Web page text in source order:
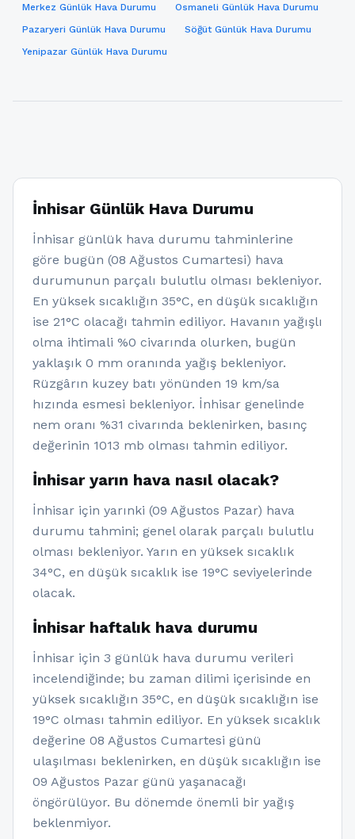
Merkez Günlük Hava Durumu
Osmaneli Günlük Hava Durumu
Pazaryeri Günlük Hava Durumu
Söğüt Günlük Hava Durumu
Yenipazar Günlük Hava Durumu
İnhisar Günlük Hava Durumu
İnhisar günlük hava durumu tahminlerine
göre bugün (08 Ağustos Cumartesi) hava
durumunun parçalı bulutlu olması bekleniyor.
En yüksek sıcaklığın 35°C, en düşük sıcaklığın
ise 21°C olacağı tahmin ediliyor. Havanın yağışlı
olma ihtimali %0 civarında olurken, bugün
yaklaşık 0 mm oranında yağış bekleniyor.
Rüzgârın kuzey batı yönünden 19 km/sa
hızında esmesi bekleniyor. İnhisar genelinde
nem oranı %31 civarında beklenirken, basınç
değerinin 1013 mb olması tahmin ediliyor.
İnhisar yarın hava nasıl olacak?
İnhisar için yarınki (09 Ağustos Pazar) hava
durumu tahmini; genel olarak parçalı bulutlu
olması bekleniyor. Yarın en yüksek sıcaklık
34°C, en düşük sıcaklık ise 19°C seviyelerinde
olacak.
İnhisar haftalık hava durumu
İnhisar için 3 günlük hava durumu verileri
incelendiğinde; bu zaman dilimi içerisinde en
yüksek sıcaklığın 35°C, en düşük sıcaklığın ise
19°C olması tahmin ediliyor. En yüksek sıcaklık
değerine 08 Ağustos Cumartesi günü
ulaşılması beklenirken, en düşük sıcaklığın ise
09 Ağustos Pazar günü yaşanacağı
öngörülüyor. Bu dönemde önemli bir yağış
beklenmiyor.